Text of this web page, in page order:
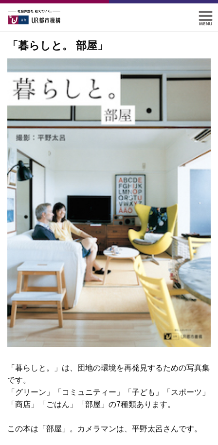
「暮らしと。 部屋」
「暮らしと。」は、団地の環境を再発見するための写真集
です。
「グリーン」「コミュニティー」「子ども」「スポーツ」
「商店」「ごはん」「部屋」の7種類あります。
この本は「部屋」。カメラマンは、平野太呂さんです。